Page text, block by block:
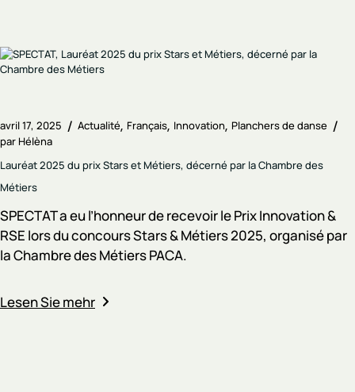
avril 17, 2025 Actualité Français Innovation Planchers de danse
par Hélèna
Lauréat 2025 du prix Stars et Métiers, décerné par la Chambre des
Métiers
SPECTAT a eu l’honneur de recevoir le Prix Innovation &
RSE lors du concours Stars & Métiers 2025, organisé par
la Chambre des Métiers PACA.
Lesen Sie mehr